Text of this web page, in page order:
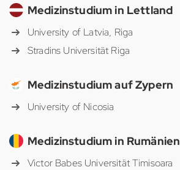
Medizinstudium in Lettland
University of Latvia, Riga
Stradins Universität Riga
Medizinstudium auf Zypern
University of Nicosia
Medizinstudium in Rumänien
Victor Babes Universität Timisoara